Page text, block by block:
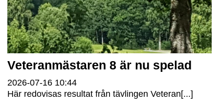
Veteranmästaren 8 är nu spelad
2026-07-16 10:44
Här redovisas resultat från tävlingen Veteran[...]